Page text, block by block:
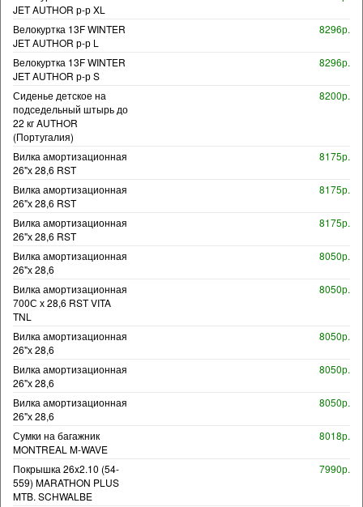
JET AUTHOR р-р XL
Велокуртка 13F WINTER
JET AUTHOR р-р L
8296р.
Велокуртка 13F WINTER
JET AUTHOR р-р S
8296р.
Сиденье детское на
подседельный штырь до
22 кг AUTHOR
(Португалия)
8200р.
Вилка амортизационная
26"х 28,6 RST
8175р.
Вилка амортизационная
26"х 28,6 RST
8175р.
Вилка амортизационная
26"х 28,6 RST
8175р.
Вилка амортизационная
26"х 28,6
8050р.
Вилка амортизационная
700С х 28,6 RST VITA
TNL
8050р.
Вилка амортизационная
26"х 28,6
8050р.
Вилка амортизационная
26"х 28,6
8050р.
Вилка амортизационная
26"х 28,6
8050р.
Сумки на багажник
MONTREAL M-WAVE
8018р.
Покрышка 26x2.10 (54-
559) MARATHON PLUS
MTB. SCHWALBE
7990р.